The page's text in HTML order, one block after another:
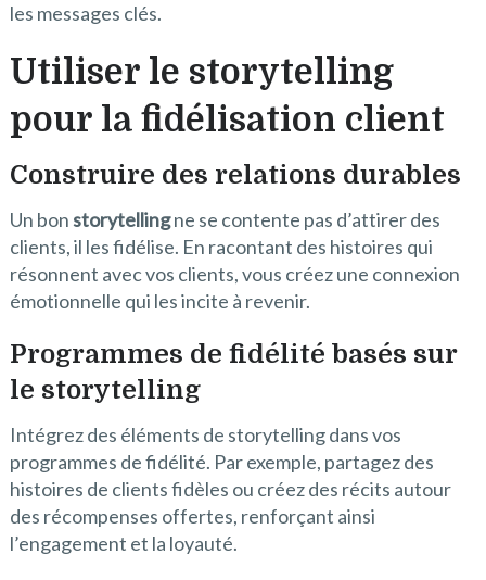
les messages clés.
Utiliser le storytelling
pour la fidélisation client
Construire des relations durables
Un bonstorytellingne se contente pas d’attirer des
clients, il les fidélise. En racontant des histoires qui
résonnent avec vos clients, vous créez une connexion
émotionnelle qui les incite à revenir.
Programmes de fidélité basés sur
le storytelling
Intégrez des éléments de storytelling dans vos
programmes de fidélité. Par exemple, partagez des
histoires de clients fidèles ou créez des récits autour
des récompenses offertes, renforçant ainsi
l’engagement et la loyauté.